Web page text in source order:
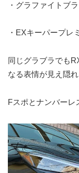
・グラファイトブ
・EXキーパープレ
同じグラブラでも
なる表情が見え隠
Fスポとナンバーレ